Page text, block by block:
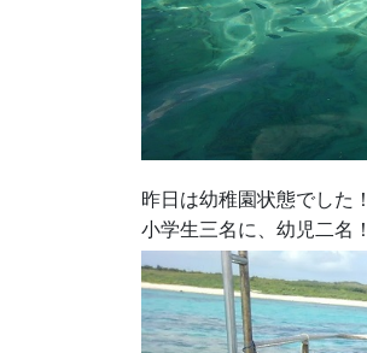
昨日は幼稚園状態でした！
小学生三名に、幼児二名！